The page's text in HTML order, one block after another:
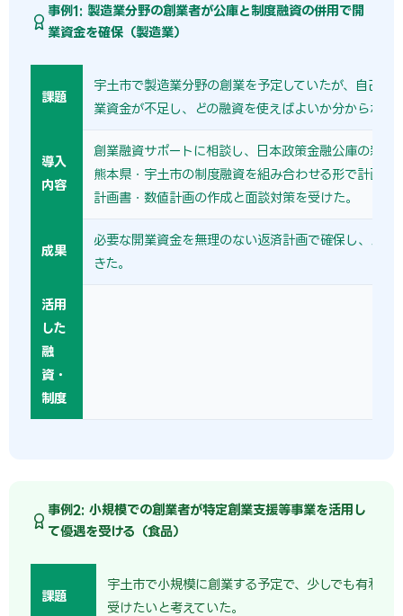
事例1: 製造業分野の創業者が公庫と制度融資の併用で開
業資金を確保（製造業）
課題
宇土市で製造業分野の創業を予定していたが、自己資
業資金が不足し、どの融資を使えばよいか分からなか
導入
内容
創業融資サポートに相談し、日本政策金融公庫の新規
熊本県・宇土市の制度融資を組み合わせる形で計画を
計画書・数値計画の作成と面談対策を受けた。
成果
必要な開業資金を無理のない返済計画で確保し、スム
きた。
活用
した
融
資・
制度
事例2: 小規模での創業者が特定創業支援等事業を活用し
て優遇を受ける（食品）
課題
宇土市で小規模に創業する予定で、少しでも有利な
受けたいと考えていた。